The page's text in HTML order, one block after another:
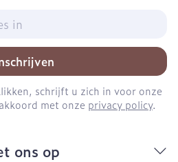
schrijft u zich in voor onze
met onze privacy policy.
ons op